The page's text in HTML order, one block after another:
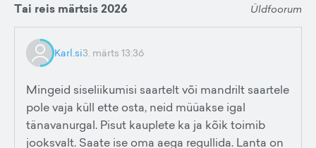
Tai reis märtsis 2026 Üldfoorum
Karl.si3. märts 13:36
Mingeid siseliikumisi saartelt või mandrilt saartele
pole vaja küll ette osta, neid müüakse igal
tänavanurgal. Pisut kauplete ka ja kõik toimib
jooksvalt. Saate ise oma aega regullida. Lanta on